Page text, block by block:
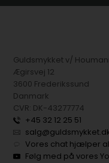
Guldsmykket v/
Ægirsvej 12
3600 Frederikssund
Danmark
CVR: DK-43277774
+45 32 12 25 51
Vores chat hjælper
Følg med på vores